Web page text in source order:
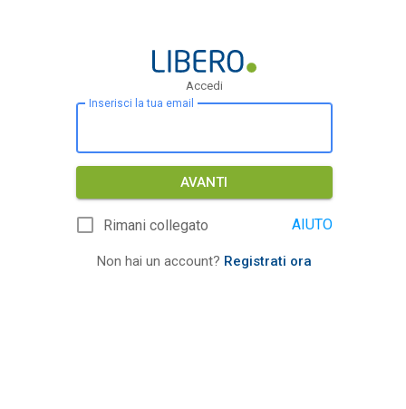
Accedi
Inserisci la tua email
AVANTI
Rimani collegato AIUTO
Non hai un account? Registrati ora